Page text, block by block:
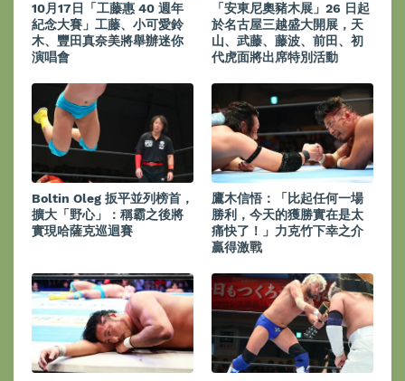
10月17日「工藤惠 40 週年
紀念大賽」工藤、小可愛鈴
木、豐田真奈美將舉辦迷你
演唱會
「安東尼奧豬木展」26 日起
於名古屋三越盛大開展，天
山、武藤、藤波、前田、初
代虎面將出席特別活動
Boltin Oleg 扳平並列榜首，
擴大「野心」：稱霸之後將
實現哈薩克巡迴賽
鷹木信悟：「比起任何一場
勝利，今天的獲勝實在是太
痛快了！」力克竹下幸之介
贏得激戰